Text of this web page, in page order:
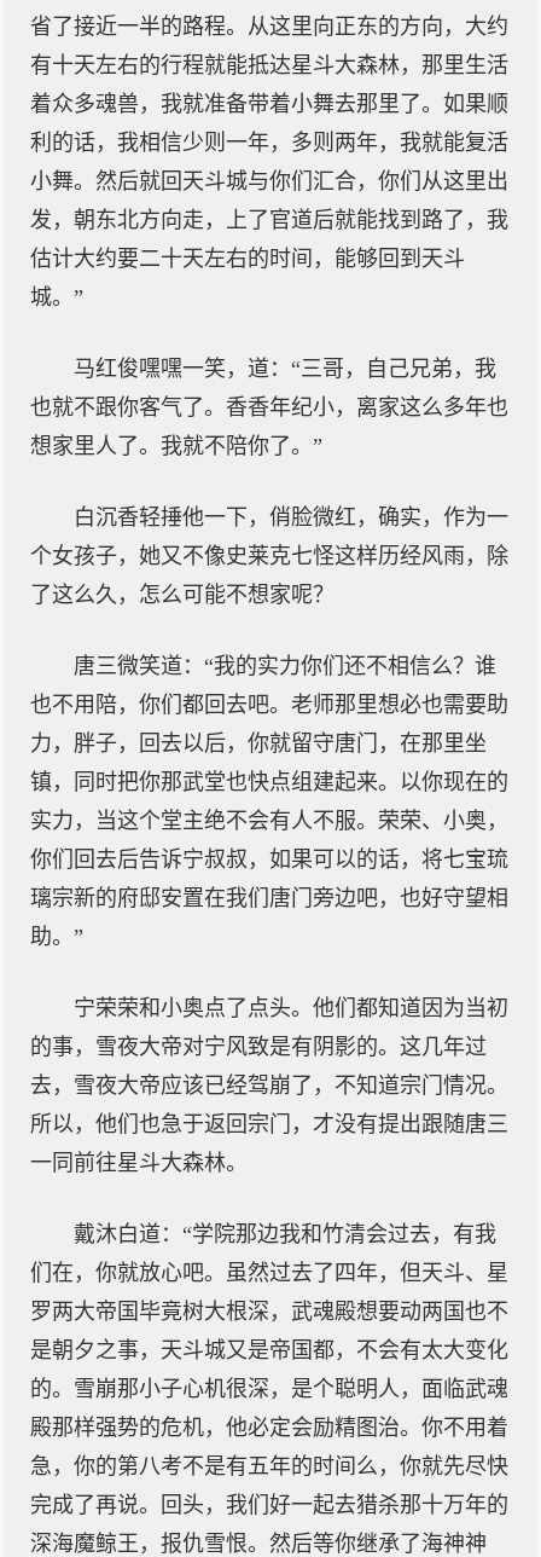
省了接近一半的路程。从这里向正东的方向，大约
有十天左右的行程就能抵达星斗大森林，那里生活
着众多魂兽，我就准备带着小舞去那里了。如果顺
利的话，我相信少则一年，多则两年，我就能复活
小舞。然后就回天斗城与你们汇合，你们从这里出
发，朝东北方向走，上了官道后就能找到路了，我
估计大约要二十天左右的时间，能够回到天斗
城。”
马红俊嘿嘿一笑，道：“三哥，自己兄弟，我
也就不跟你客气了。香香年纪小，离家这么多年也
想家里人了。我就不陪你了。”
白沉香轻捶他一下，俏脸微红，确实，作为一
个女孩子，她又不像史莱克七怪这样历经风雨，除
了这么久，怎么可能不想家呢？
唐三微笑道：“我的实力你们还不相信么？谁
也不用陪，你们都回去吧。老师那里想必也需要助
力，胖子，回去以后，你就留守唐门，在那里坐
镇，同时把你那武堂也快点组建起来。以你现在的
实力，当这个堂主绝不会有人不服。荣荣、小奥，
你们回去后告诉宁叔叔，如果可以的话，将七宝琉
璃宗新的府邸安置在我们唐门旁边吧，也好守望相
助。”
宁荣荣和小奥点了点头。他们都知道因为当初
的事，雪夜大帝对宁风致是有阴影的。这几年过
去，雪夜大帝应该已经驾崩了，不知道宗门情况。
所以，他们也急于返回宗门，才没有提出跟随唐三
一同前往星斗大森林。
戴沐白道：“学院那边我和竹清会过去，有我
们在，你就放心吧。虽然过去了四年，但天斗、星
罗两大帝国毕竟树大根深，武魂殿想要动两国也不
是朝夕之事，天斗城又是帝国都，不会有太大变化
的。雪崩那小子心机很深，是个聪明人，面临武魂
殿那样强势的危机，他必定会励精图治。你不用着
急，你的第八考不是有五年的时间么，你就先尽快
完成了再说。回头，我们好一起去猎杀那十万年的
深海魔鲸王，报仇雪恨。然后等你继承了海神神